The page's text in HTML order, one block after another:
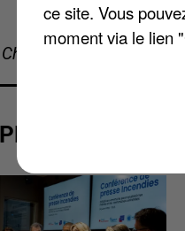
VUS
ce site. Vous
moment via le lien